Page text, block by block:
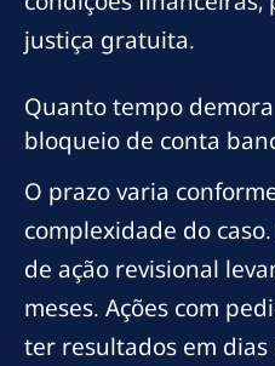
justiça gratuita.
Quanto tempo
bloqueio de conta
O prazo varia
complexidade do
de ação revisional
meses. Ações com
ter resultados em dias